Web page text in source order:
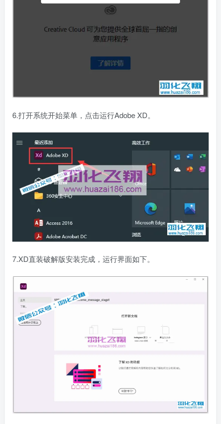
6.打开系统开始菜单，点击运行Adobe XD。
7.XD直装破解版安装完成，运行界面如下。